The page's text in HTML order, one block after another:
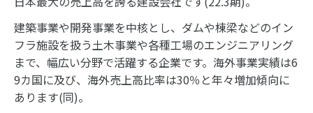
建築事業や開発事業を中核とし、ダムや棟梁などのイン
フラ施設を扱う土木事業や各種工場のエンジニアリング
まで、幅広い分野で活躍する企業です。海外事業実績は6
9カ国に及び、海外売上高比率は30％と年々増加傾向に
あります(同)。